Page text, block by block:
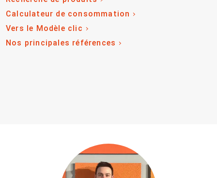
Calculateur de consommation
Vers le Modèle clic
Nos principales références